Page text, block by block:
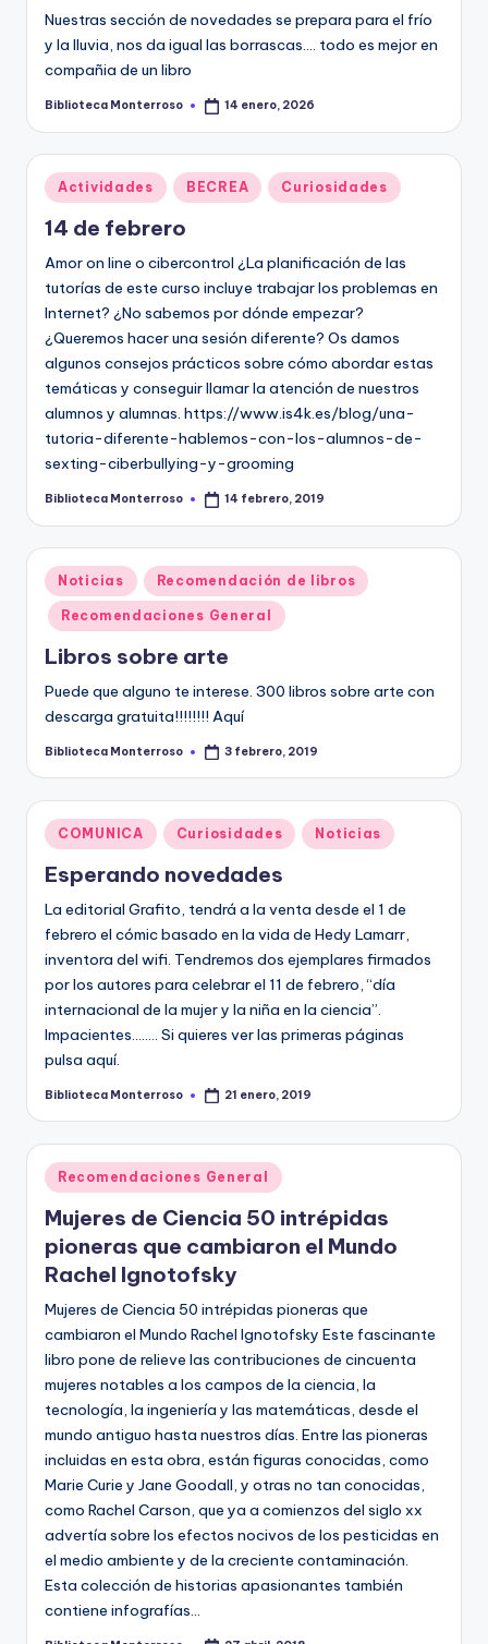
Nuestras sección de novedades se prepara para el frío
y la lluvia, nos da igual las borrascas.... todo es mejor en
compañia de un libro
Publicado
Biblioteca Monterroso 14 enero, 2026
Publicado
en
Actividades BECREA Curiosidades
14 de febrero
Amor on line o cibercontrol ¿La planificación de las
tutorías de este curso incluye trabajar los problemas en
Internet? ¿No sabemos por dónde empezar?
¿Queremos hacer una sesión diferente? Os damos
algunos consejos prácticos sobre cómo abordar estas
temáticas y conseguir llamar la atención de nuestros
alumnos y alumnas. https://www.is4k.es/blog/una-
tutoria-diferente-hablemos-con-los-alumnos-de-
sexting-ciberbullying-y-grooming
Publicado
Biblioteca Monterroso 14 febrero, 2019
Publicado
en
Noticias Recomendación de libros
Recomendaciones General
Libros sobre arte
Puede que alguno te interese. 300 libros sobre arte con
descarga gratuita!!!!!!!! Aquí
Publicado
Biblioteca Monterroso 3 febrero, 2019
Publicado
en
COMUNICA Curiosidades Noticias
Esperando novedades
La editorial Grafito, tendrá a la venta desde el 1 de
febrero el cómic basado en la vida de Hedy Lamarr,
inventora del wifi. Tendremos dos ejemplares firmados
por los autores para celebrar el 11 de febrero, “día
internacional de la mujer y la niña en la ciencia”.
Impacientes........ Si quieres ver las primeras páginas
pulsa aquí.
Publicado
Biblioteca Monterroso 21 enero, 2019
Publicado
en
Recomendaciones General
Mujeres de Ciencia 50 intrépidas
pioneras que cambiaron el Mundo
Rachel Ignotofsky
Mujeres de Ciencia 50 intrépidas pioneras que
cambiaron el Mundo Rachel Ignotofsky Este fascinante
libro pone de relieve las contribuciones de cincuenta
mujeres notables a los campos de la ciencia, la
tecnología, la ingeniería y las matemáticas, desde el
mundo antiguo hasta nuestros días. Entre las pioneras
incluidas en esta obra, están figuras conocidas, como
Marie Curie y Jane Goodall, y otras no tan conocidas,
como Rachel Carson, que ya a comienzos del siglo xx
advertía sobre los efectos nocivos de los pesticidas en
el medio ambiente y de la creciente contaminación.
Esta colección de historias apasionantes también
contiene infografías…